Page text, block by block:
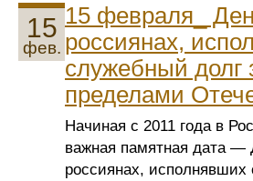
15
фев.
15 февраля_
россиянах,
служебный долг
пределами
Начиная с 2011 года в
важная памятная дата —
россиянах, исполнявших